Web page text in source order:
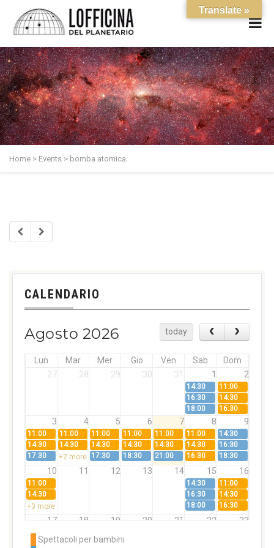
Home > Events > bomba atomica
CALENDARIO
Agosto 2026 today
Lun Mar Mer Gio Ven Sab
Dom
27
28 29 30 31 1 2
14:30
11:00
16:30
14:30
18:00
16:30
3 4 5 6 7 8 9
11:00 11:00 11:00 11:00 11:00 11:00
14:30
14:30
14:30 14:30 14:30 14:30 14:30
16:30
17:30
+2 more 17:30 18:30 21:00 16:30 18:30
10 11 12 13 14 15 16
11:00 14:30
11:00
14:30
16:30
14:30
+3 more
18:00 16:30
17 18 19 20 21 22 23
11:00
14:30
14:30 14:30 14:30
Spettacoli per bambini
Translate »